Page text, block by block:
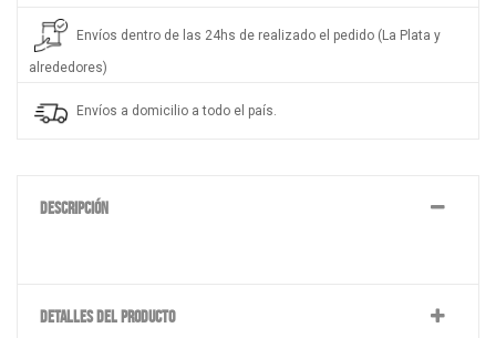
Envíos dentro de las 24hs de realizado el pedido (La Plata y
alrededores)
Envíos a domicilio a todo el país.
DESCRIPCIÓN
DETALLES DEL PRODUCTO